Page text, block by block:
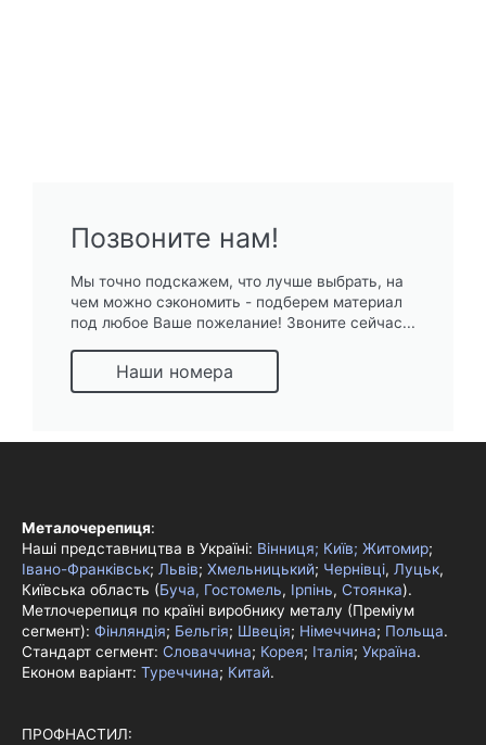
Позвоните нам!
Мы точно подскажем, что лучше выбрать, на
чем можно сэкономить - подберем материал
под любое Ваше пожелание! Звоните сейчас...
Наши номера
Металочерепиця:
Наші представництва в Україні: Вінниця; Київ; Житомир;
Івано-Франківськ; Львів; Хмельницький; Чернівці, Луцьк,
Київська область (Буча, Гостомель, Ірпінь, Стоянка).
Метлочерепиця по країні виробнику металу (Преміум
сегмент): Фінляндія; Бельгія; Швеція; Німеччина; Польща.
Стандарт сегмент: Словаччина; Корея; Італія; Україна.
Економ варіант: Туреччина; Китай.
ПРОФНАСТИЛ: